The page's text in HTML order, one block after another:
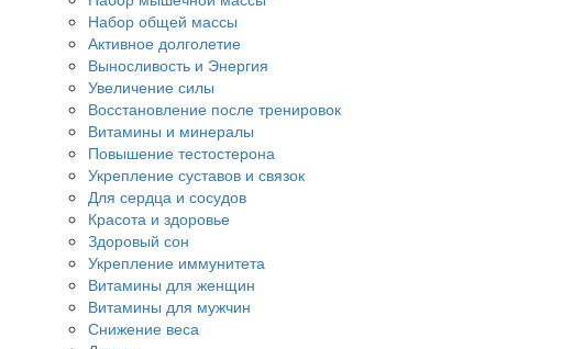
Набор общей массы
Активное долголетие
Выносливость и Энергия
Увеличение силы
Восстановление после тренировок
Витамины и минералы
Повышение тестостерона
Укрепление суставов и связок
Для сердца и сосудов
Красота и здоровье
Здоровый сон
Укрепление иммунитета
Витамины для женщин
Витамины для мужчин
Снижение веса